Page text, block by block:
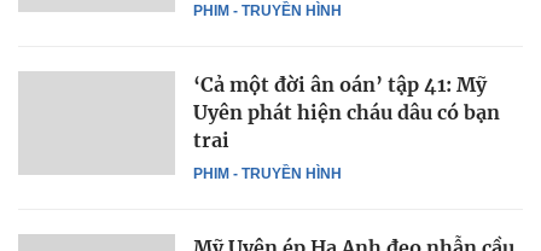
PHIM - TRUYỀN HÌNH
PHIM - TRUYỀN HÌNH
‘Cả một đời ân oán’ tập 41: Mỹ
Uyên phát hiện cháu dâu có bạn
trai